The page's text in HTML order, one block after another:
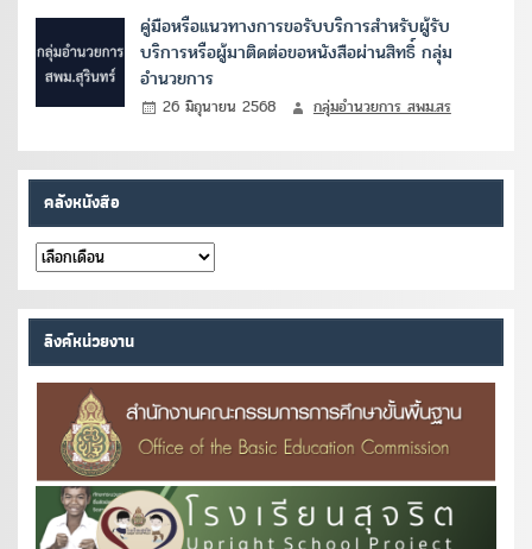
คู่มือหรือแนวทางการขอรับบริการสำหรับผู้รับ
บริการหรือผู้มาติดต่อขอหนังสือผ่านสิทธิ์ กลุ่ม
อำนวยการ
26 มิถุนายน 2568 กลุ่มอำนวยการ สพม.สร
คลังหนังสือ
คลัง
หนังสือ
ลิงค์หน่วยงาน